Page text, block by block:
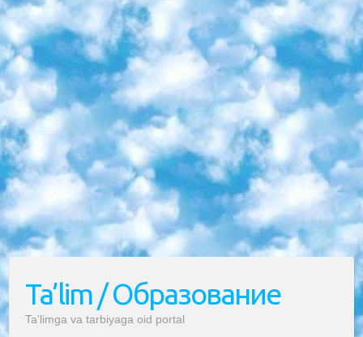
Ta’lim / Образование
Ta’limga va tarbiyaga oid portal